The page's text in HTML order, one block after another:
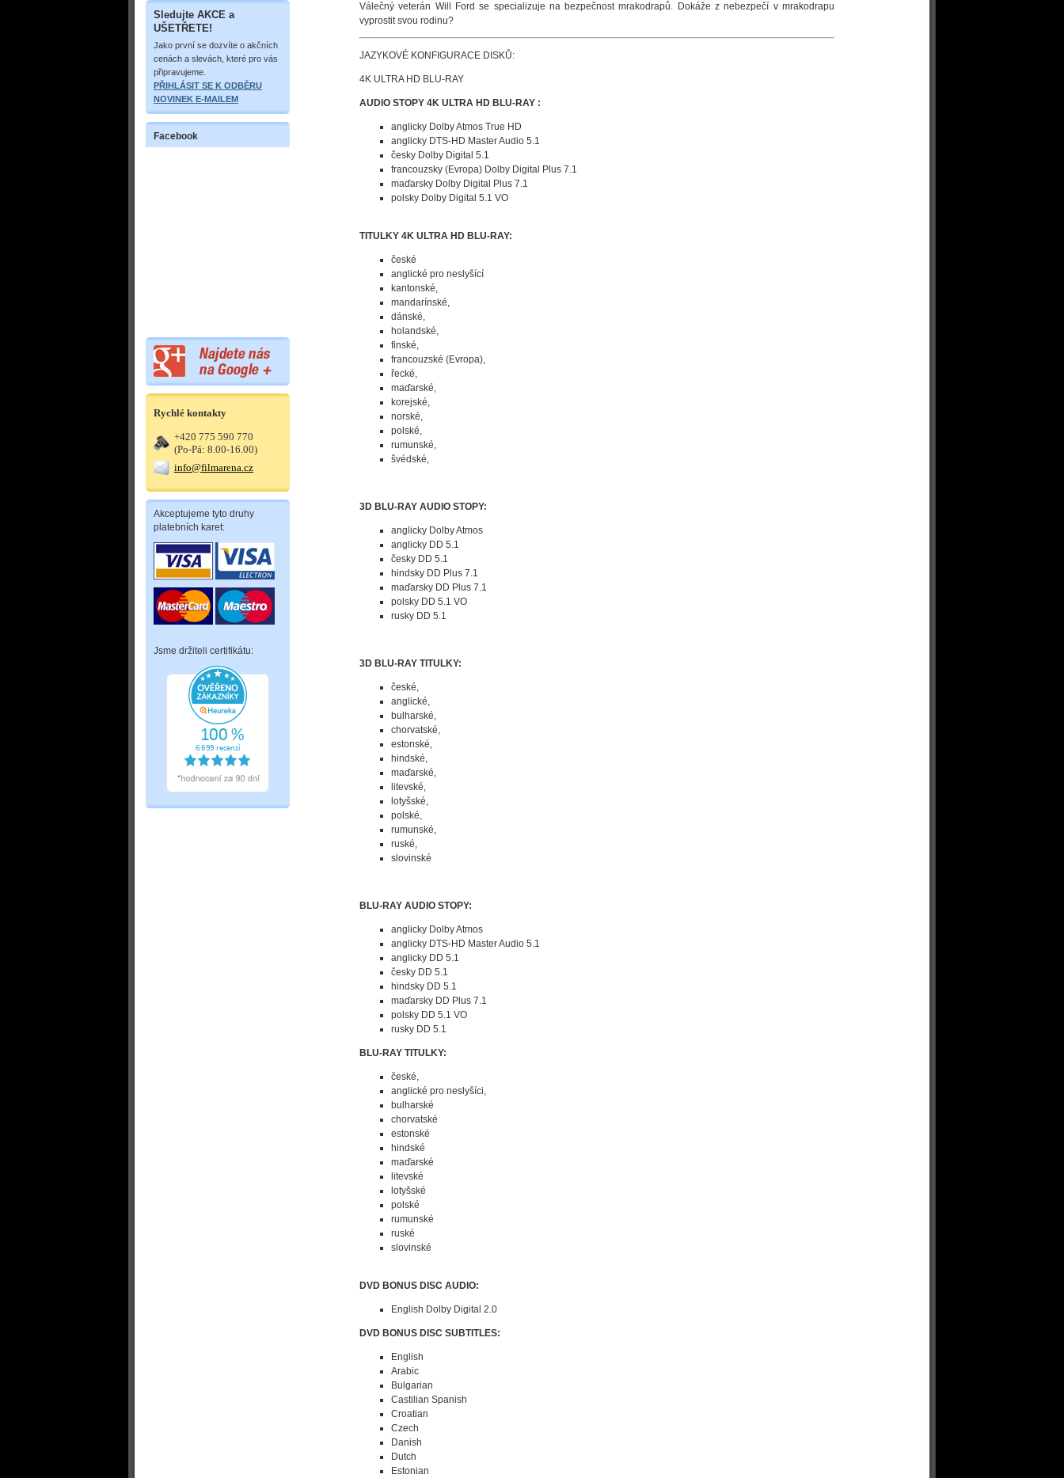
Sledujte AKCE a
UŠETŘETE!
Jako první se dozvíte o akčních
cenách a slevách, které pro vás
připravujeme.
PŘIHLÁSIT SE K ODBĚRU
NOVINEK E-MAILEM
Facebook
Rychlé kontakty
+420 775 590 770
(Po-Pá: 8.00-16.00)
info@filmarena.cz
Akceptujeme tyto druhy
platebních karet:
Jsme držiteli certifikátu:
Válečný veterán Will Ford se specializuje na bezpečnost mrakodrapů. Dokáže z nebezpečí v mrakodrapu
vyprostit svou rodinu?
JAZYKOVÉ KONFIGURACE DISKŮ:
4K ULTRA HD BLU-RAY
AUDIO STOPY 4K ULTRA HD BLU-RAY :
anglicky Dolby Atmos True HD
anglicky DTS-HD Master Audio 5.1
česky Dolby Digital 5.1
francouzsky (Evropa) Dolby Digital Plus 7.1
maďarsky Dolby Digital Plus 7.1
polsky Dolby Digital 5.1 VO
TITULKY 4K ULTRA HD BLU-RAY:
české
anglické pro neslyšící
kantonské,
mandarínské,
dánské,
holandské,
finské,
francouzské (Evropa),
řecké,
maďarské,
korejské,
norské,
polské,
rumunské,
švédské,
3D BLU-RAY AUDIO STOPY:
anglicky Dolby Atmos
anglicky DD 5.1
česky DD 5.1
hindsky DD Plus 7.1
maďarsky DD Plus 7.1
polsky DD 5.1 VO
rusky DD 5.1
3D BLU-RAY TITULKY:
české,
anglické,
bulharské,
chorvatské,
estonské,
hindské,
maďarské,
litevské,
lotyšské,
polské,
rumunské,
ruské,
slovinské
BLU-RAY AUDIO STOPY:
anglicky Dolby Atmos
anglicky DTS-HD Master Audio 5.1
anglicky DD 5.1
česky DD 5.1
hindsky DD 5.1
maďarsky DD Plus 7.1
polsky DD 5.1 VO
rusky DD 5.1
BLU-RAY TITULKY:
české,
anglické pro neslyšíci,
bulharské
chorvatské
estonské
hindské
maďarské
litevské
lotyšské
polské
rumunské
ruské
slovinské
DVD BONUS DISC AUDIO:
English Dolby Digital 2.0
DVD BONUS DISC SUBTITLES:
English
Arabic
Bulgarian
Castilian Spanish
Croatian
Czech
Danish
Dutch
Estonian